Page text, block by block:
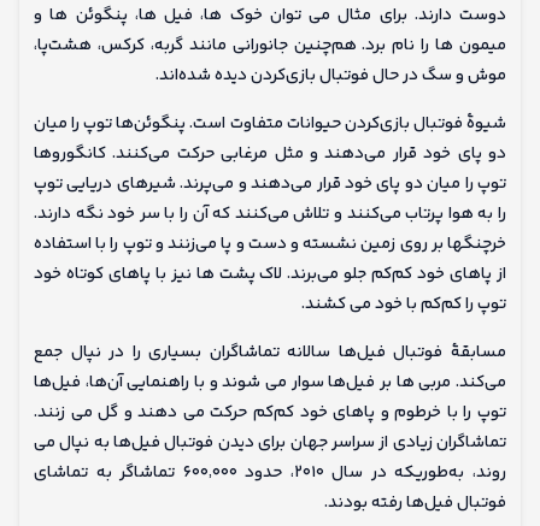
دوست دارند. برای مثال می توان خوک ها، فیل ها، پنگوئن ها و
میمون ها را نام برد. هم‌چنین جانورانی مانند گربه، کرکس، هشت‌پا،
موش و سگ در حال فوتبال بازی‌کردن دیده شده‌اند.
شیوهٔ فوتبال بازی‌کردن حیوانات متفاوت است. پنگوئن‌ها توپ را میان
دو پای خود قرار می‌دهند و مثل مرغابی حرکت می‌کنند. کانگوروها
توپ را میان دو پای خود قرار می‌دهند و می‌پرند. شیرهای دریایی توپ
را به هوا پرتاب می‌کنند و تلاش می‌کنند که آن را با سر خود نگه‌ دارند.
خرچنگها بر روی زمین نشسته و دست و پا می‌زنند و توپ را با استفاده
از پاهای خود کم‌کم جلو می‌برند. لاک پشت ها نیز با پاهای کوتاه خود
توپ را کم‌کم با خود می کشند.
مسابقهٔ فوتبال فیل‌ها سالانه تماشاگران بسیاری را در نپال جمع
می‌کند. مربی ها بر فیل‌ها سوار می شوند و با راهنمایی آن‌ها، فیل‌ها
توپ را با خرطوم و پاهای خود کم‌کم حرکت می دهند و گل‌ می زنند.
تماشاگران زیادی از سراسر جهان برای دیدن فوتبال فیل‌ها به نپال می‌
روند، به‌طوریکه در سال ۲۰۱۰، حدود ۶۰۰٬۰۰۰ تماشاگر به تماشای
فوتبال فیل‌ها رفته بودند.